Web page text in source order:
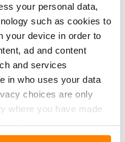
your personal data,
such as cookies to
your device in order to
ad and content
and services
in who uses your data
choices are only
where you have made
or by clicking on
on 5 rasiaa ja
hieman suurempien